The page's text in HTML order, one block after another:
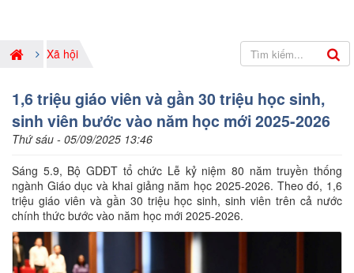
Xã hội
1,6 triệu giáo viên và gần 30 triệu học sinh,
sinh viên bước vào năm học mới 2025-2026
Thứ sáu - 05/09/2025 13:46
Sáng 5.9, Bộ GDĐT tổ chức Lễ kỷ niệm 80 năm truyền thống
ngành Giáo dục và khai giảng năm học 2025-2026. Theo đó, 1,6
triệu giáo viên và gần 30 triệu học sinh, sinh viên trên cả nước
chính thức bước vào năm học mới 2025-2026.